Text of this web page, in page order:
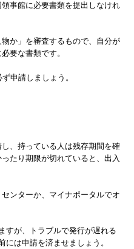
事館に必要書類を提出しなけれ
か」を審査するもので、自分が
要な書類です。
申請しましょう。
、持っている人は残存期間を確
たり期限が切れていると、出入
ンターか、マイナポータルでオ
すが、トラブルで発行が遅れる
は申請を済ませましょう。